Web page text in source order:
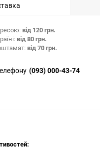
від 120 грн.
від 80 грн.
від 70 грн.
(093) 000-43-74